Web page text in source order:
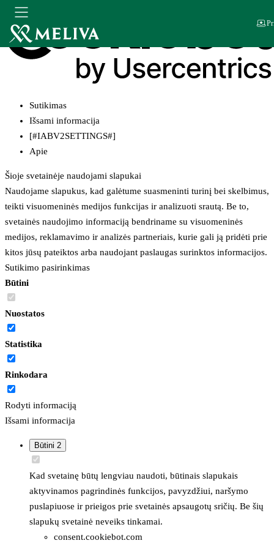
Sutikimas
Išsami informacija
[#IABV2SETTINGS#]
Apie
Šioje svetainėje naudojami slapukai
Naudojame slapukus, kad galėtume suasmeninti turinį bei skelbimus,
teikti visuomeninės medijos funkcijas ir analizuoti srautą. Be to,
svetainės naudojimo informaciją bendriname su visuomeninės
medijos, reklamavimo ir analizės partneriais, kurie gali ją pridėti prie
kitos jūsų pateiktos arba naudojant paslaugas surinktos informacijos.
Sutikimo pasirinkimas
Būtini
Nuostatos
Statistika
Rinkodara
Rodyti informaciją
Išsami informacija
Būtini 2
Kad svetainę būtų lengviau naudoti, būtinais slapukais
aktyvinamos pagrindinės funkcijos, pavyzdžiui, naršymo
puslapiuose ir prieigos prie svetainės apsaugotų sričių. Be šių
slapukų svetainė neveiks tinkamai.
consent.cookiebot.com